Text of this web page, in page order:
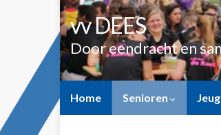
vv DEES
Door eendracht en
Home Senioren